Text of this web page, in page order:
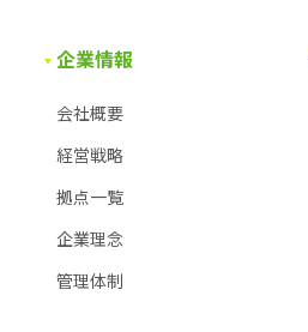
企業情報
会社概要
経営戦略
拠点一覧
企業理念
管理体制